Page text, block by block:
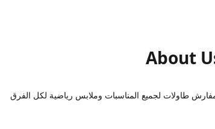
About
طاولات لجميع المناسبات وملابس رياضية لكل الفرق